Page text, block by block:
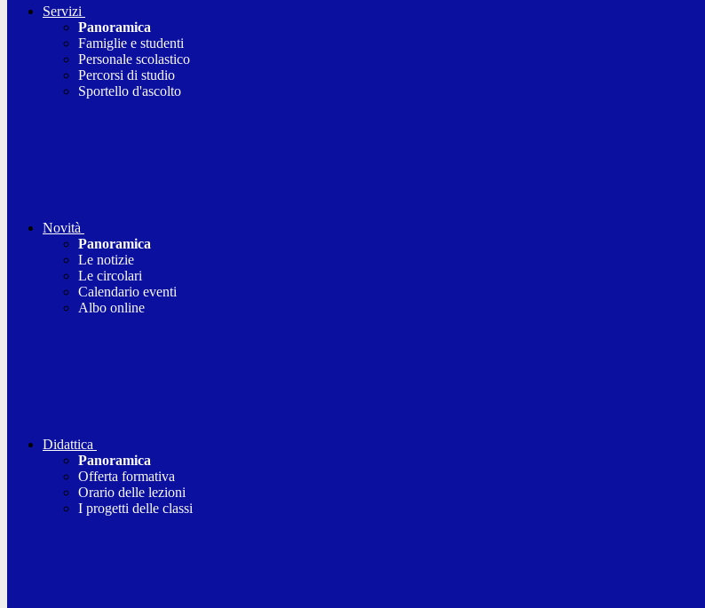
Servizi
Panoramica
Famiglie e studenti
Personale scolastico
Percorsi di studio
Sportello d'ascolto
Novità
Panoramica
Le notizie
Le circolari
Calendario eventi
Albo online
Didattica
Panoramica
Offerta formativa
Orario delle lezioni
I progetti delle classi